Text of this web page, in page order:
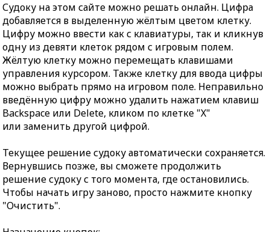
Судоку на этом сайте можно решать онлайн. Цифра
добавляется в выделенную жёлтым цветом клетку.
Цифру можно ввести как с клавиатуры, так и кликнув
одну из девяти клеток рядом с игровым полем.
Жёлтую клетку можно перемещать клавишами
управления курсором. Также клетку для ввода цифры
можно выбрать прямо на игровом поле. Неправильно
введённую цифру можно удалить нажатием клавиш
Backspace или Delete, кликом по клетке "X"
или заменить другой цифрой.
Текущее решение судоку автоматически сохраняется.
Вернувшись позже, вы сможете продолжить
решение судоку с того момента, где остановились.
Чтобы начать игру заново, просто нажмите кнопку
"Очистить".